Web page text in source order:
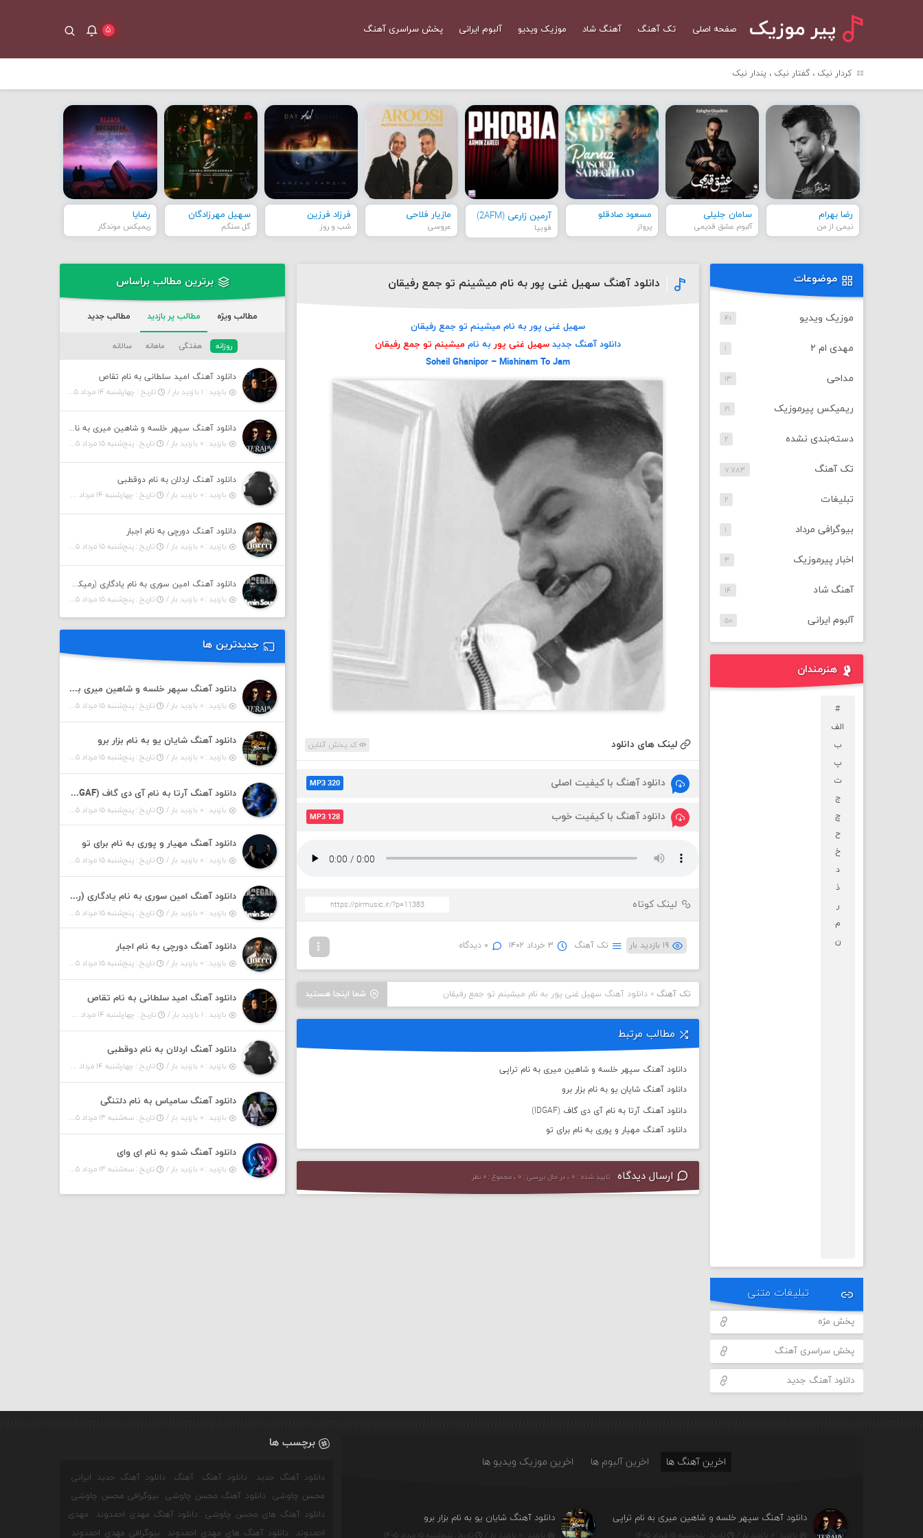
پیر موزیک صفحه اصلی تک آهنگ آهنگ شاد موزیک ویدیو آلبوم ایرانی پخش سراسری آهنگ ۵
کردار نیک ، گفتار نیک ، پندار نیک
رضا بهرام
نیمی از من
سامان جلیلی
آلبوم عشق قدیمی
مسعود صادقلو
پرواز
آرمین زارعی (2AFM)
فوبیا
مازیار فلاحی
عروسی
فرزاد فرزین
شب و روز
سهیل مهرزادگان
گل سنگم
رضایا
ریمیکس موندگار
دانلود آهنگ سهیل غنی پور به نام میشینم تو جمع رفیقان
سهیل غنی پور به نام میشینم تو جمع رفیقان
دانلود آهنگ جدید سهیل غنی پور به ناممیشینم تو جمع رفیقان
Soheil Ghanipor – Mishinam To Jam
لینک های دانلود کد پخش آنلاین
دانلود آهنگ با کیفیت اصلی MP3 320
دانلود آهنگ با کیفیت خوب MP3 128
لینک کوتاه
۱۹ بازدید بار تک آهنگ ۳ خرداد ۱۴۰۲ ۰ دیدگاه
شما اینجا هستید تک آهنگ »دانلود آهنگ سهیل غنی پور به نام میشینم تو جمع رفیقان
مطالب مرتبط
دانلود آهنگ سپهر خلسه و شاهین میری به نام تراپی
دانلود آهنگ شایان یو به نام بزار برو
دانلود آهنگ آرتا به نام آی دی گاف (IDGAF)
دانلود آهنگ مهیار و پوری به نام برای تو
ارسال دیدگاه تایید شده : ۰ ، در حال بررسی : ۰ ، مجموع : ۰ نظر
موضوعات
موزیک ویدیو ۴۱
مهدی ام ۲ ۱
مداحی ۱۳
ریمیکس پیرموزیک ۲۱
دسته‌بندی نشده ۲
تک آهنگ ۷,۷۸۳
تبلیغات ۲
بیوگرافی مرداد ۱
اخبار پیرموزیک ۳
آهنگ شاد ۱۴
آلبوم ایرانی ۵۰
هنرمندان
#
الف
ب
پ
ت
ج
چ
ح
خ
د
ذ
ر
م
ن
تبلیغات متنی
پخش مژه
پخش سراسری آهنگ
دانلود آهنگ جدید
برترین مطالب براساس
مطالب ویژه مطالب پر بازدید مطالب جدید
روزانه هفتگی ماهانه سالانه
دانلود آهنگ امید سلطانی به نام تقاص
بازدید : ۱ بازدید بار /
تاریخ : چهارشنبه ۱۴ مرداد ۱۴۰۵
دانلود آهنگ سپهر خلسه و شاهین میری به نام تراپی
بازدید : ۰ بازدید بار /
تاریخ : پنج‌شنبه ۱۵ مرداد ۱۴۰۵
دانلود آهنگ اردلان به نام دوقطبی
بازدید : ۰ بازدید بار /
تاریخ : چهارشنبه ۱۴ مرداد ۱۴۰۵
دانلود آهنگ دورچی به نام اجبار
بازدید : ۰ بازدید بار /
تاریخ : پنج‌شنبه ۱۵ مرداد ۱۴۰۵
دانلود آهنگ امین سوری به نام یادگاری (رمیکس)
بازدید : ۰ بازدید بار /
تاریخ : پنج‌شنبه ۱۵ مرداد ۱۴۰۵
جدیدترین ها
دانلود آهنگ سپهر خلسه و شاهین میری به نام تراپی
بازدید : ۰ بازدید بار / تاریخ : پنج‌شنبه ۱۵ مرداد ۱۴۰۵
دانلود آهنگ شایان یو به نام بزار برو
بازدید : ۰ بازدید بار / تاریخ : پنج‌شنبه ۱۵ مرداد ۱۴۰۵
دانلود آهنگ آرتا به نام آی دی گاف (IDGAF)
بازدید : ۰ بازدید بار / تاریخ : پنج‌شنبه ۱۵ مرداد ۱۴۰۵
دانلود آهنگ مهیار و پوری به نام برای تو
بازدید : ۰ بازدید بار / تاریخ : پنج‌شنبه ۱۵ مرداد ۱۴۰۵
دانلود آهنگ امین سوری به نام یادگاری (رمیکس)
بازدید : ۰ بازدید بار / تاریخ : پنج‌شنبه ۱۵ مرداد ۱۴۰۵
دانلود آهنگ دورچی به نام اجبار
بازدید : ۰ بازدید بار / تاریخ : پنج‌شنبه ۱۵ مرداد ۱۴۰۵
دانلود آهنگ امید سلطانی به نام تقاص
بازدید : ۱ بازدید بار / تاریخ : چهارشنبه ۱۴ مرداد ۱۴۰۵
دانلود آهنگ اردلان به نام دوقطبی
بازدید : ۰ بازدید بار / تاریخ : چهارشنبه ۱۴ مرداد ۱۴۰۵
دانلود آهنگ سامیاس به نام دلتنگی
بازدید : ۰ بازدید بار / تاریخ : سه‌شنبه ۱۳ مرداد ۱۴۰۵
دانلود آهنگ شدو به نام ای وای
بازدید : ۰ بازدید بار / تاریخ : سه‌شنبه ۱۳ مرداد ۱۴۰۵
اخرین آهنگ ها اخرین آلبوم ها اخرین موزیک ویدیو ها
دانلود آهنگ سپهر خلسه و شاهین میری به نام تراپی
بازدید : ۰ بازدید بار / تاریخ : پنج‌شنبه ۱۵ مرداد ۱۴۰۵
دانلود آهنگ شایان یو به نام بزار برو
بازدید : ۰ بازدید بار / تاریخ : پنج‌شنبه ۱۵ مرداد ۱۴۰۵
برچسب ها
دانلود آهنگ جدید دانلود آهنگ آهنگ
دانلود آهنگ جدید ایرانی
محسن چاوشی
دانلود آهنگ محسن چاوشی
بیوگرافی محسن چاوشی
دانلود آهنگ های محسن چاوشی
دانلود آهنگ مهدی احمدوند
مهدی
احمدوند
دانلود آهنگ های مهدی احمدوند بیوگرافی مهدی احمدوند